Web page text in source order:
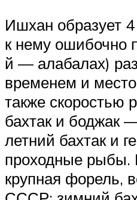
Ишхан образует
к нему ошибочно
й — алабалах)
временем и
также скоростью
бахтак и боджак
летний бахтак и
проходные
крупная форель,